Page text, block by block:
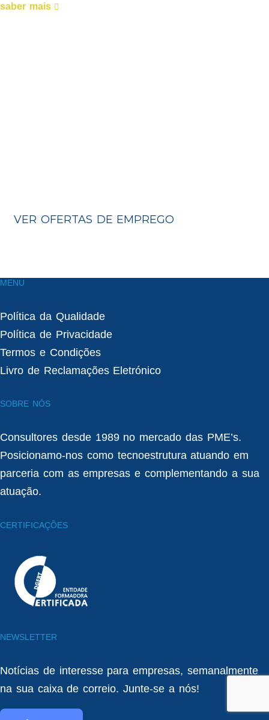
saber mais
VER OFERTAS DE EMPREGO
MENU
Política da Qualidade
Política de Privacidade
Termos e Condições
Livro de Reclamações Eletrónico
SOBRE NÓS
Consultores desde 1989 no mercado das PME’s.
Posicionamo-nos como tecnoestrutura atuando em
parceria com as empresas e complementando a sua
atuação.
CERTIFICAÇÕES
NEWSLETTER
Notícias de interesse para empresas, semanalmente
na sua caixa de correio. Junte-se a nós!